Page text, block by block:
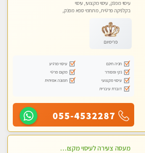
עיסוי מפנק, עיסוי מקצועי, עיסוי
בקלניקה פרטית, מתחמי ספא מפנק,
פרימיום
חניה חינם
עיסוי מרגיע
נקי ומסודר
מקום פרטי
עיסוי מקצועי
תמונה אמיתית
דוברת עיברית
055-4532287
מעסה צעירה לעיסוי מקצועי בבת-ים ללא מין !!